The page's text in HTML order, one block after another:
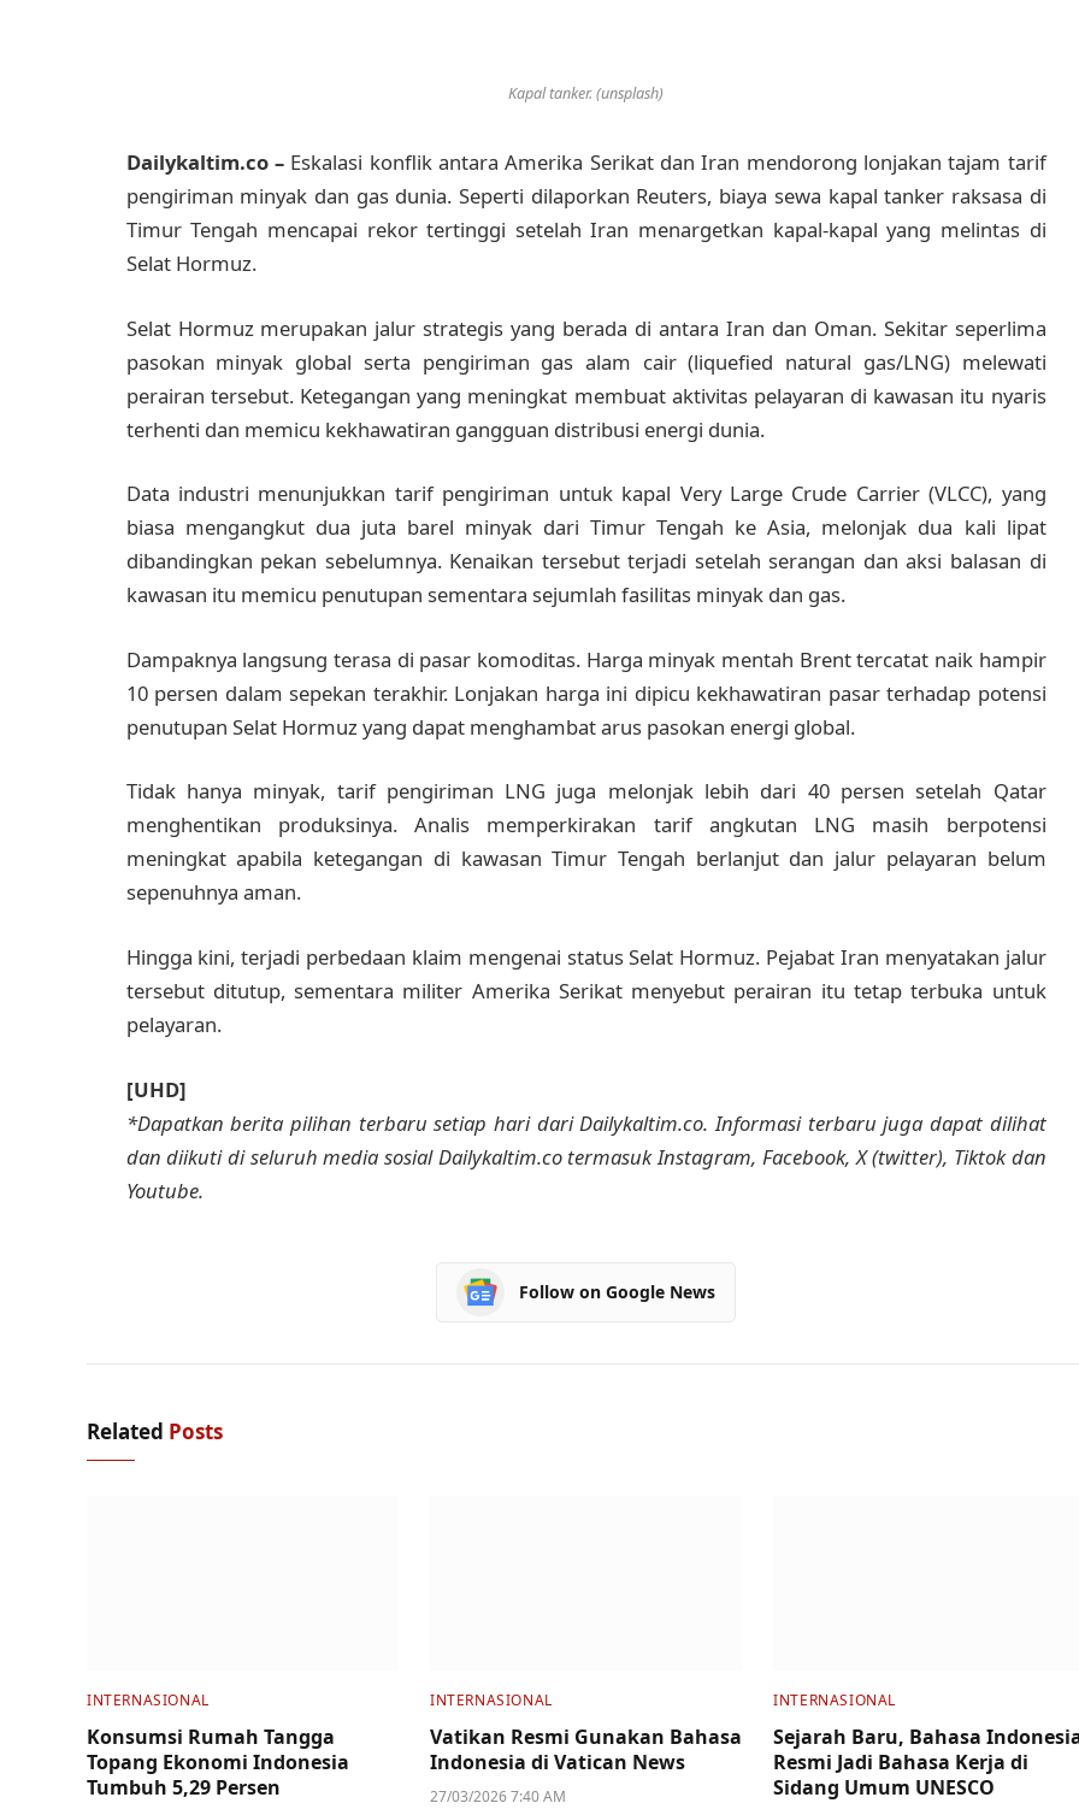
Kapal tanker. (unsplash)
Dailykaltim.co – Eskalasi konflik antara Amerika Serikat dan Iran mendorong lonjakan tajam tarif
pengiriman minyak dan gas dunia. Seperti dilaporkan Reuters, biaya sewa kapal tanker raksasa di
Timur Tengah mencapai rekor tertinggi setelah Iran menargetkan kapal-kapal yang melintas di
Selat Hormuz.
Selat Hormuz merupakan jalur strategis yang berada di antara Iran dan Oman. Sekitar seperlima
pasokan minyak global serta pengiriman gas alam cair (liquefied natural gas/LNG) melewati
perairan tersebut. Ketegangan yang meningkat membuat aktivitas pelayaran di kawasan itu nyaris
terhenti dan memicu kekhawatiran gangguan distribusi energi dunia.
Data industri menunjukkan tarif pengiriman untuk kapal Very Large Crude Carrier (VLCC), yang
biasa mengangkut dua juta barel minyak dari Timur Tengah ke Asia, melonjak dua kali lipat
dibandingkan pekan sebelumnya. Kenaikan tersebut terjadi setelah serangan dan aksi balasan di
kawasan itu memicu penutupan sementara sejumlah fasilitas minyak dan gas.
Dampaknya langsung terasa di pasar komoditas. Harga minyak mentah Brent tercatat naik hampir
10 persen dalam sepekan terakhir. Lonjakan harga ini dipicu kekhawatiran pasar terhadap potensi
penutupan Selat Hormuz yang dapat menghambat arus pasokan energi global.
Tidak hanya minyak, tarif pengiriman LNG juga melonjak lebih dari 40 persen setelah Qatar
menghentikan produksinya. Analis memperkirakan tarif angkutan LNG masih berpotensi
meningkat apabila ketegangan di kawasan Timur Tengah berlanjut dan jalur pelayaran belum
sepenuhnya aman.
Hingga kini, terjadi perbedaan klaim mengenai status Selat Hormuz. Pejabat Iran menyatakan jalur
tersebut ditutup, sementara militer Amerika Serikat menyebut perairan itu tetap terbuka untuk
pelayaran.
[UHD]
*Dapatkan berita pilihan terbaru setiap hari dari Dailykaltim.co. Informasi terbaru juga dapat dilihat
dan diikuti di seluruh media sosial Dailykaltim.co termasuk Instagram, Facebook, X (twitter), Tiktok dan
Youtube.
Follow on Google News
Related Posts
INTERNASIONAL
Konsumsi Rumah Tangga
Topang Ekonomi Indonesia
Tumbuh 5,29 Persen
INTERNASIONAL
Vatikan Resmi Gunakan Bahasa
Indonesia di Vatican News
27/03/2026 7:40 AM
INTERNASIONAL
Sejarah Baru, Bahasa
Resmi Jadi Bahasa Kerja di
Sidang Umum UNESCO